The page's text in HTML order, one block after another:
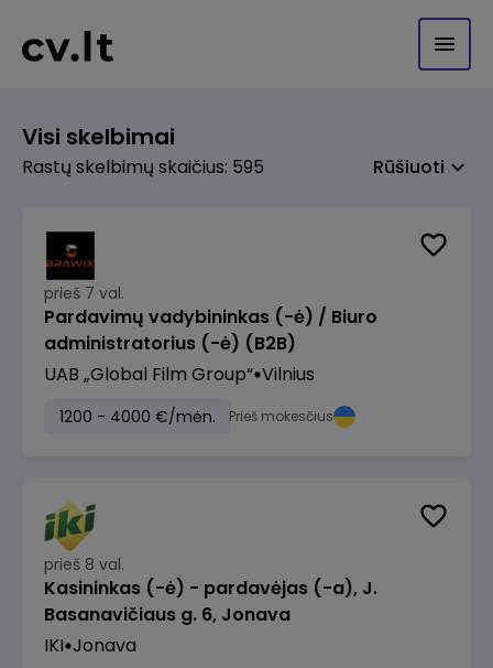
Visi skelbimai
Rastų skelbimų skaičius: 595 Rūšiuoti
prieš 7 val.
Pardavimų vadybininkas (-ė) / Biuro
administratorius (-ė) (B2B)
UAB „Global Film Group“ Vilnius
1200 - 4000 €/mėn. Prieš mokesčius
prieš 8 val.
Kasininkas (-ė) - pardavėjas (-a), J.
Basanavičiaus g. 6, Jonava
IKI Jonava